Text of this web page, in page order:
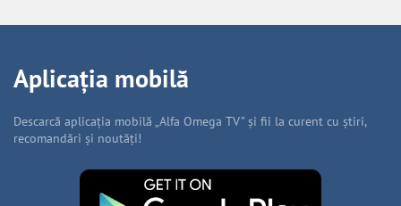
Aplicația mobilă
Descarcă aplicația mobilă „Alfa Omega TV” și fii la curent cu știri,
recomandări și noutăți!